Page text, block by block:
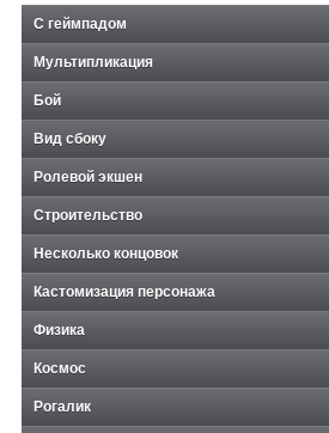
С геймпадом
Мультипликация
Бой
Вид сбоку
Ролевой экшен
Строительство
Несколько концовок
Кастомизация персонажа
Физика
Космос
Рогалик